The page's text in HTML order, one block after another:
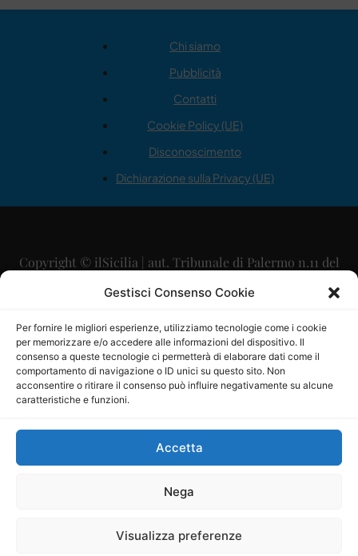
Gestisci Consenso Cookie
Per fornire le migliori esperienze, utilizziamo tecnologie come i cookie
per memorizzare e/o accedere alle informazioni del dispositivo. Il
consenso a queste tecnologie ci permetterà di elaborare dati come il
comportamento di navigazione o ID unici su questo sito. Non
acconsentire o ritirare il consenso può influire negativamente su alcune
caratteristiche e funzioni.
Accetta
Nega
Visualizza preferenze
Chi siamo
Pubblicità
Contatti
Cookie Policy (UE)
Disconoscimento
Dichiarazione sulla Privacy (UE)
Copyright © ilSicilia | aut. Tribunale di Palermo n.11 del
29/09/2015
Direttore Editoriale: Maurizio Scaglione
Direttore Responsabile: Maria Calabrese
P.IVA: 06334930820
Mercurio Comunicazione Società Cooperativa a r.l. è
iscritta al Registro degli Operatori di Comunicazione al
Sito gestito daLa Digitale srl–info@ladigitale.it